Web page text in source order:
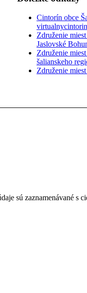
Cintorín obce
Združenie
Jaslovské
Združenie
šalianskeho
Združenie
sú zaznamenávané s